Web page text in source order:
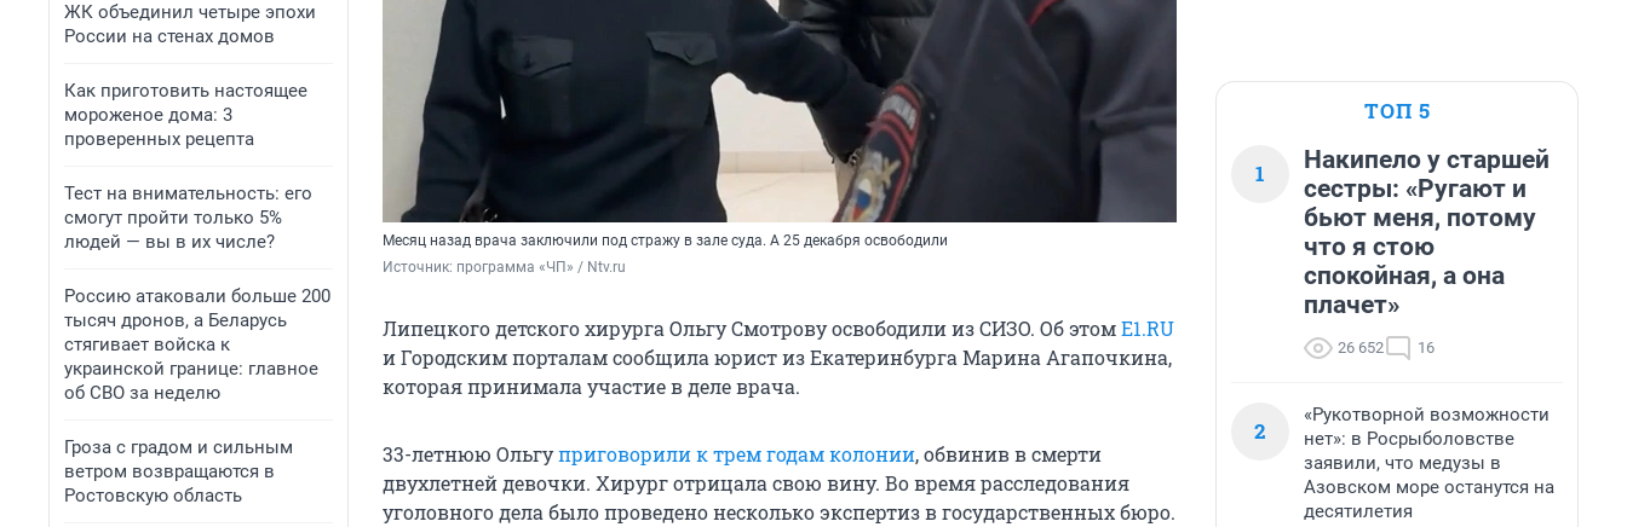
ЖК объединил четыре эпохи
России на стенах домов
Как приготовить настоящее
мороженое дома: 3
проверенных рецепта
Тест на внимательность: его
смогут пройти только 5%
людей — вы в их числе?
Россию атаковали больше 200
тысяч дронов, а Беларусь
стягивает войска к
украинской границе: главное
об СВО за неделю
Гроза с градом и сильным
ветром возвращаются в
Ростовскую область
Месяц назад врача заключили под стражу в зале суда. А 25 декабря освободили
Источник: программа «ЧП» / Ntv.ru
Липецкого детского хирурга Ольгу Смотрову освободили из СИЗО. Об этомE1.RU
и Городским порталам сообщила юрист из Екатеринбурга Марина Агапочкина,
которая принимала участие в деле врача.
33-летнюю Ольгуприговорили к трем годам колонии, обвинив в смерти
двухлетней девочки. Хирург отрицала свою вину. Во время расследования
уголовного дела было проведено несколько экспертиз в государственных бюро.
ТОП 5
1
Накипело у старшей
сестры: «Ругают и
бьют меня, потому
что я стою
спокойная, а она
плачет»
26 652 16
2
«Рукотворной возможности
нет»: в Росрыболовстве
заявили, что медузы в
Азовском море останутся на
десятилетия